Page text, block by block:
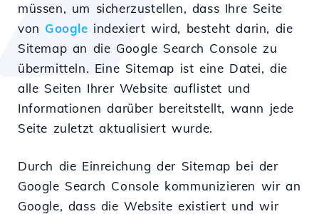
müssen, um sicherzustellen, dass Ihre Seite
von Google indexiert wird, besteht darin, die
Sitemap an die Google Search Console zu
übermitteln. Eine Sitemap ist eine Datei, die
alle Seiten Ihrer Website auflistet und
Informationen darüber bereitstellt, wann jede
Seite zuletzt aktualisiert wurde.
Durch die Einreichung der Sitemap bei der
Google Search Console kommunizieren wir an
Google, dass die Website existiert und wir